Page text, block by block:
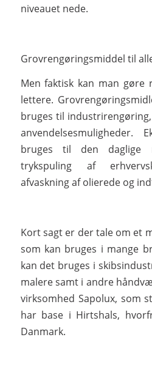
niveauet nede.
Grovrengøringsmiddel til
Men faktisk kan man gøre
lettere.
bruges til
anvendelsesmuligheder.
bruges til den daglige
trykspuling af
afvaskning af olierede og
Kort sagt er der tale om et
som kan bruges i mange
kan det bruges i
malere samt i andre
virksomhed Sapolux, som
har base i Hirtshals,
Danmark.